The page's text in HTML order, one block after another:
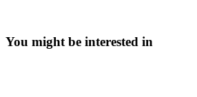
You might be interested in